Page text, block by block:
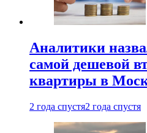
Аналитики
самой дешевой
квартиры в
2 года спустя2 года спустя